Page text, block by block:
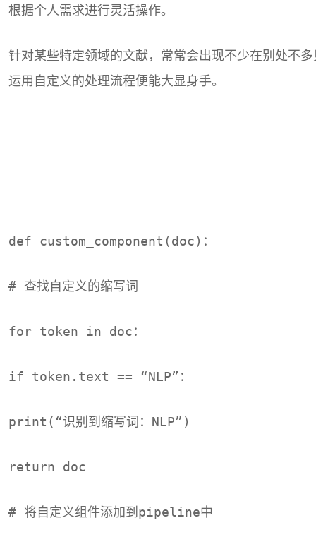
根据个人需求进行灵活操作。
针对某些特定领域的文献，常常会出现不少在别处不
运用自定义的处理流程便能大显身手。
def custom_component(doc)：
# 查找自定义的缩写词
for token in doc：
if token.text == “NLP”：
print(“识别到缩写词：NLP”)
return doc
# 将自定义组件添加到pipeline中